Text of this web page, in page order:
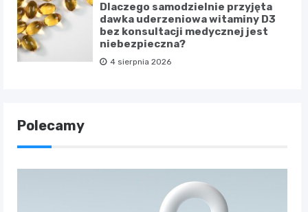
Dlaczego samodzielnie przyjęta
dawka uderzeniowa witaminy D3
bez konsultacji medycznej jest
niebezpieczna?
4 sierpnia 2026
Polecamy